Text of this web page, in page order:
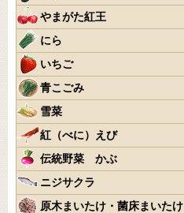
やまがた紅王
にら
いちご
青こごみ
雪菜
紅（べに）えび
伝統野菜 かぶ
ニジサクラ
原木まいたけ・菌床まいたけ